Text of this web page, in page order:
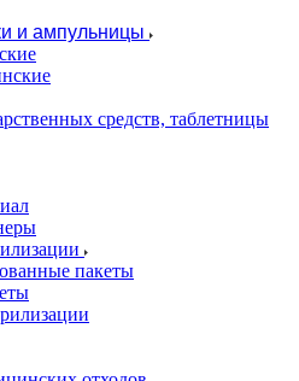
и ампульницы
средств, таблетницы
пакеты